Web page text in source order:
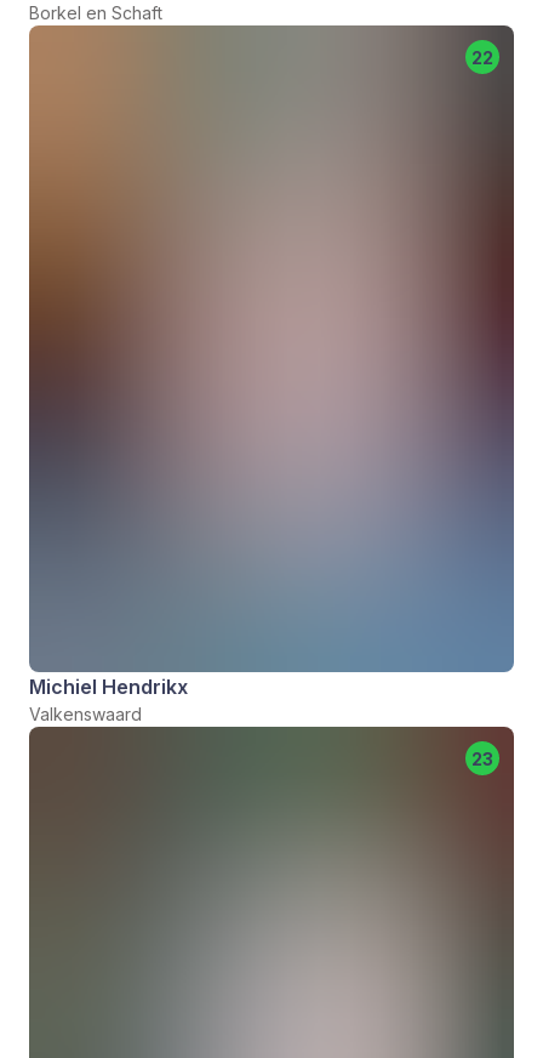
Borkel en Schaft
22
Michiel Hendrikx
Valkenswaard
23